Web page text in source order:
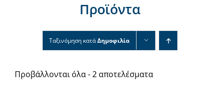
Επικοινωνία
Προϊόντα
Ταξινόμηση κατάΔημοφιλία
Προβάλλονται όλα - 2 αποτελέσματα